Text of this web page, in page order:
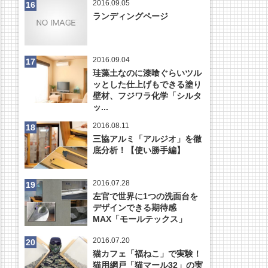
2016.09.05
ランディングページ
2016.09.04
珪藻土なのに漆喰ぐらいツル
ッとした仕上げもできる塗り
壁材、フジワラ化学「シルタ
ッ...
2016.08.11
三協アルミ「アルジオ」を徹
底分析！【使い勝手編】
2016.07.28
左官で世界に1つの洗面台を
デザインできる期待感
MAX「モールテックス」
2016.07.20
猫カフェ「福ねこ」で実験！
猫用網戸「猫マール32」の実